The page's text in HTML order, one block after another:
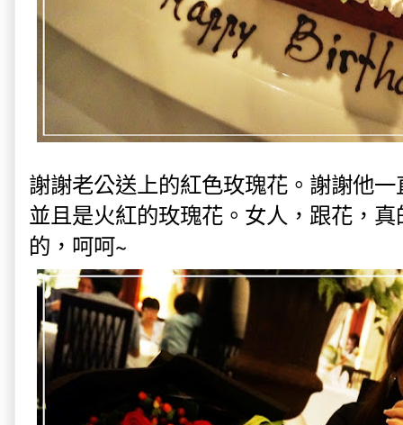
謝謝老公送上的紅色玫瑰花。謝謝他
並且是火紅的玫瑰花。女人，跟花，
的，呵呵~